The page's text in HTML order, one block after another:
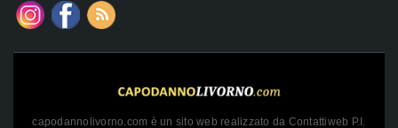
capodannolivorno.com è un sito web realizzato da Contattiweb P.I.